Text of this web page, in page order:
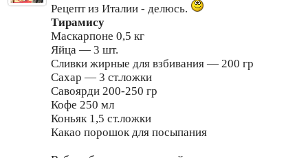
Рецепт из Италии - делюсь.
Тирамису
Маскарпоне 0,5 кг
Яйца — 3 шт.
Сливки жирные для взбивания — 200 гр
Сахар — 3 ст.ложки
Савоярди 200-250 гр
Кофе 250 мл
Коньяк 1,5 ст.ложки
Какао порошок для посыпания